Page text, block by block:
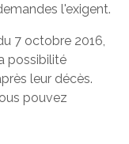
l'exigent.
7 octobre 2016,
possibilité
leur décès.
pouvez